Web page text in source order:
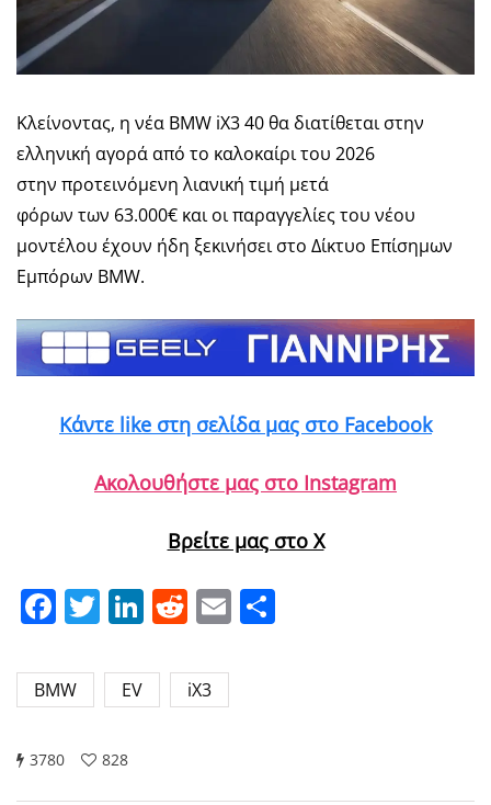
Κλείνοντας, η νέα BMW iX3 40 θα διατίθεται στην
ελληνική αγορά από το καλοκαίρι του 2026
στην προτεινόμενη λιανική τιμή μετά
φόρων των 63.000€ και οι παραγγελίες του νέου
μοντέλου έχουν ήδη ξεκινήσει στο Δίκτυο Επίσημων
Εμπόρων BMW.
Κάντε like στη σελίδα μας στο Facebook
Ακολουθήστε μας στο Instagram
Βρείτε μας στο X
Facebook
Twitter
LinkedIn
Reddit
Email
BMW EV iX3
3780 828